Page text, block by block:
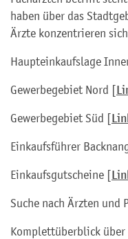
haben über das
Ärzte konzentrieren
Haupteinkaufslage
Gewerbegebiet Nord [
Gewerbegebiet Süd [
Einkaufsführer
Einkaufsgutscheine [
Suche nach Ärzten und
Komplettüberblick über